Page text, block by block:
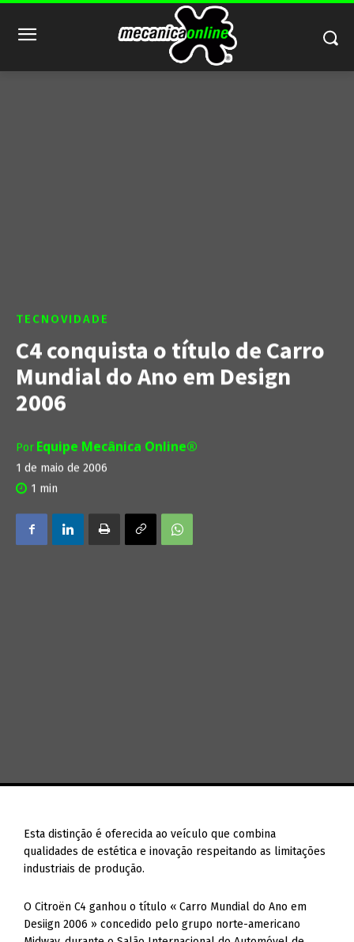
TECNOVIDADE
C4 conquista o título de Carro
Mundial do Ano em Design
2006
Por Equipe Mecânica Online®
1 de maio de 2006
1 min
Esta distinção é oferecida ao veículo que combina
qualidades de estética e inovação respeitando as limitações
industriais de produção.
O Citroën C4 ganhou o título « Carro Mundial do Ano em
Desiign 2006 » concedido pelo grupo norte-americano